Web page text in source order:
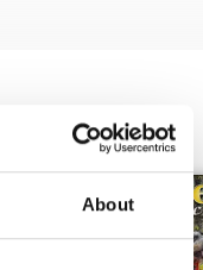
About
Visualizza tutti